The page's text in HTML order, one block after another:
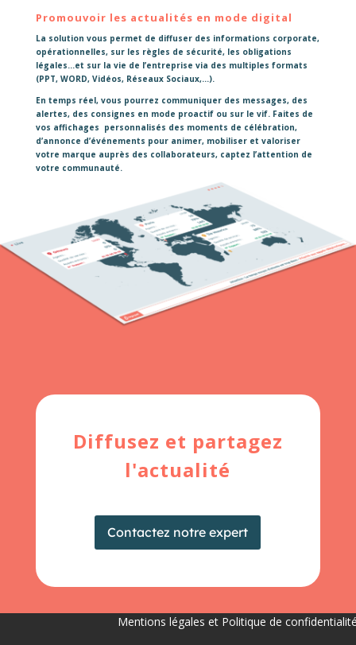
Promouvoir les actualités en mode digital
La solution vous permet de diffuser des informations corporate,
opérationnelles, sur les règles de sécurité, les obligations
légales…et sur la vie de l’entreprise via des multiples formats
(PPT, WORD, Vidéos, Réseaux Sociaux,…).
En temps réel, vous pourrez communiquer des messages, des
alertes, des consignes en mode proactif ou sur le vif. Faites de
vos affichages personnalisés des moments de célébration,
d’annonce d’événements pour animer, mobiliser et valoriser
votre marque auprès des collaborateurs, captez l’attention de
votre communauté.
Diffusez et partagez
l'actualité
Contactez notre expert
Mentions légales et Politique de